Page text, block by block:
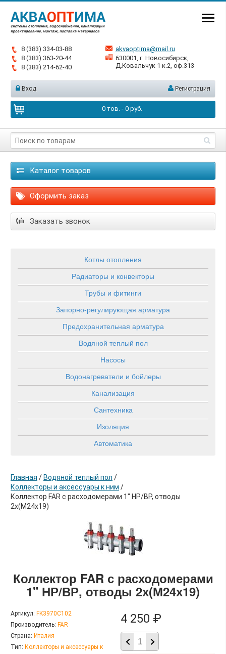
8 (383) 334-03-88
8 (383) 363-20-44
8 (383) 214-62-40
akvaoptima@mail.ru
630001, г. Новосибирск,
Д.Ковальчук 1 к.2, оф.313
Вход Регистрация
0тов. - 0руб.
Каталог товаров
Оформить заказ
Заказать звонок
Котлы отопления
Радиаторы и конвекторы
Трубы и фитинги
Запорно-регулирующая арматура
Предохранительная арматура
Водяной теплый пол
Насосы
Водонагреватели и бойлеры
Канализация
Сантехника
Изоляция
Автоматика
Главная / Водяной теплый пол /
Коллекторы и аксессуары к ним /
Коллектор FAR с расходомерами 1" НР/ВР, отводы
2х(М24х19)
Коллектор FAR с расходомерами
1" НР/ВР, отводы 2х(М24х19)
Артикул: FK3970C102
Производитель: FAR
Страна: Италия
Тип: Коллекторы и аксессуары к
4 250 ₽
в корзину